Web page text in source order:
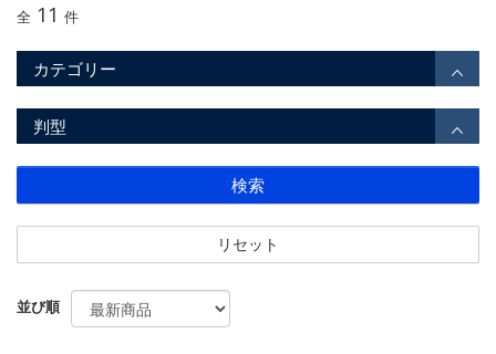
全 11 件
カテゴリー
判型
検索
リセット
並び順